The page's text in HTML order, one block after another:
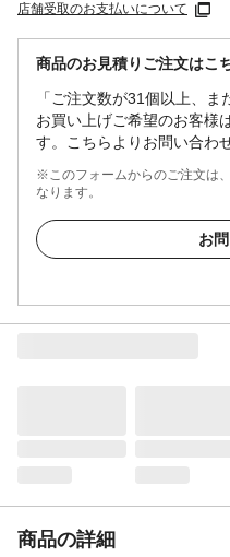
店舗受取のお支払いについて
商品のお見積りご注文はこ
「ご注文数が31個以上、
お買い上げご希望のお客様
す。こちらよりお問い合わ
※このフォームからのご注文は
なります。
お
商品の詳細